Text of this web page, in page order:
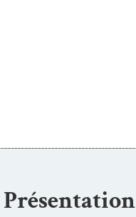
Présentation